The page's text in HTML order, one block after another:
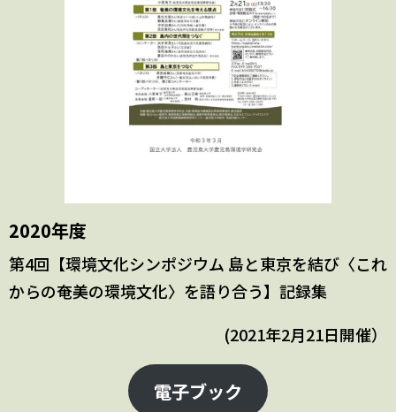
2020年度
第4回【環境文化シンポジウム 島と東京を結び〈これ
からの奄美の環境文化〉を語り合う】記録集
(2021年2月21日開催）
電子ブック